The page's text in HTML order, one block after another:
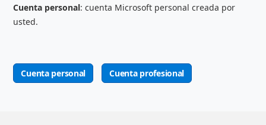
Cuenta personal: cuenta Microsoft personal creada por
usted.
Cuenta personal Cuenta profesional